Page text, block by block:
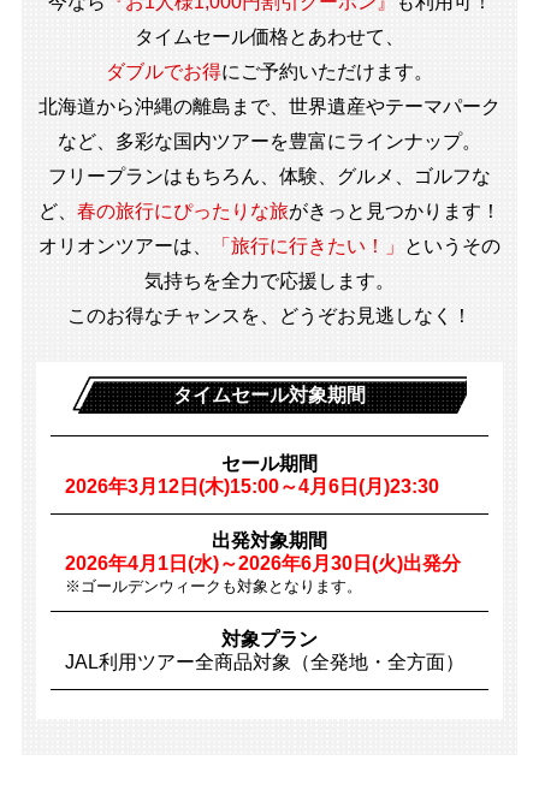
タイムセール価格とあわせて、
ダブルでお得にご予約いただけます。
北海道から沖縄の離島まで、世界遺産やテーマパーク
など、多彩な国内ツアーを豊富にラインナップ。
フリープランはもちろん、体験、グルメ、ゴルフな
ど、 春の旅行にぴったりな旅がきっと見つかります！
オリオンツアーは、
「旅行に行きたい！」
というその
気持ちを全力で応援します。
このお得なチャンスを、どうぞお見逃しなく！
タイムセール対象期間
セール期間
2026年3月12日(木)15:00～4月6日(月)23:30
出発対象期間
2026年4月1日(水)～2026年6月30日(火)出発分
※ゴールデンウィークも対象となります。
対象プラン
JAL利用ツアー全商品対象（全発地・全方面）